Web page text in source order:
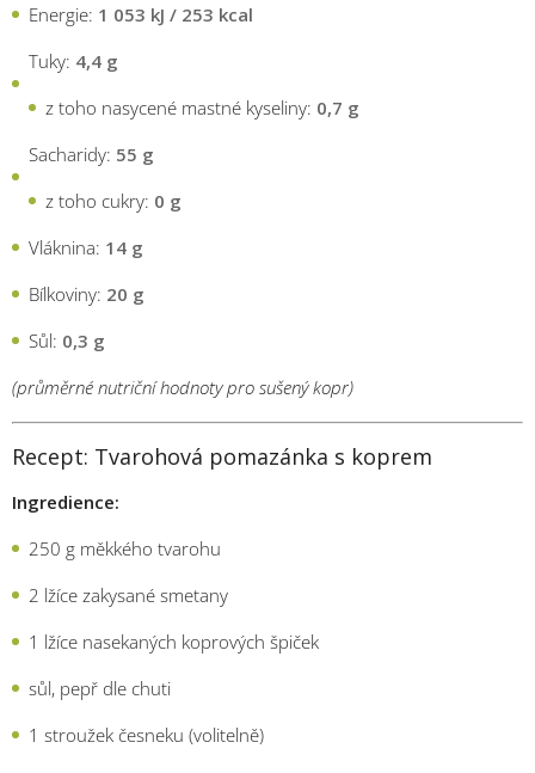
Energie: 1 053 kJ / 253 kcal
Tuky: 4,4 g
z toho nasycené mastné kyseliny: 0,7 g
Sacharidy: 55 g
z toho cukry: 0 g
Vláknina: 14 g
Bílkoviny: 20 g
Sůl: 0,3 g
(průměrné nutriční hodnoty pro sušený kopr)
Recept: Tvarohová pomazánka s koprem
Ingredience:
250 g měkkého tvarohu
2 lžíce zakysané smetany
1 lžíce nasekaných koprových špiček
sůl, pepř dle chuti
1 stroužek česneku (volitelně)